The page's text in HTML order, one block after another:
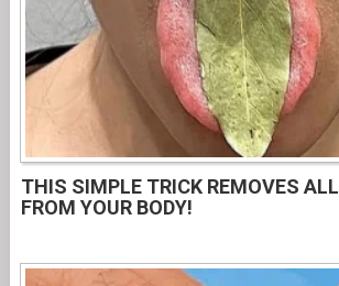
THIS SIMPLE TRICK REMOVES
FROM YOUR BODY!